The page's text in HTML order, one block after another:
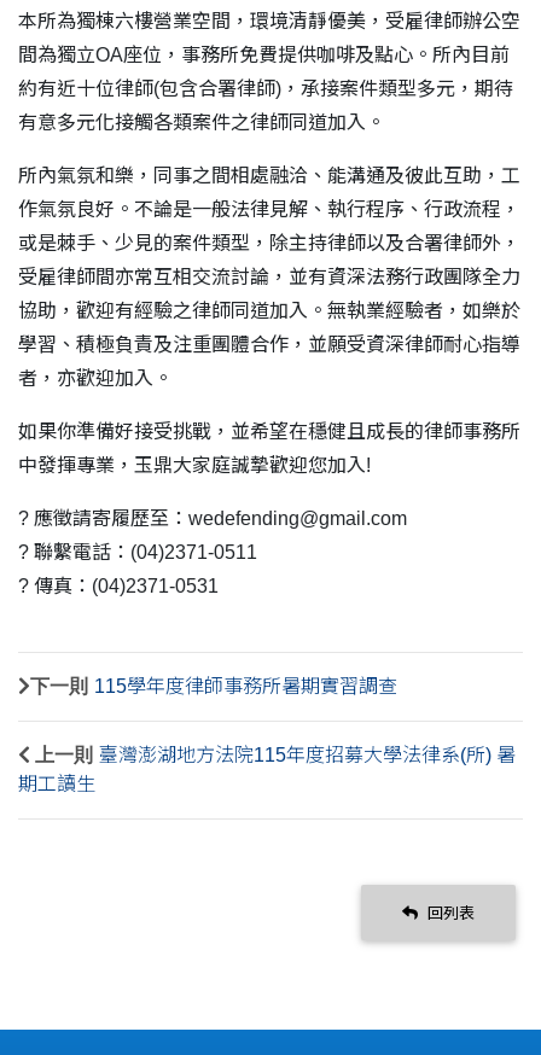
本所為獨棟六樓營業空間，環境清靜優美，受雇律師辦公空
間為獨立OA座位，事務所免費提供咖啡及點心。所內目前
約有近十位律師(包含合署律師)，承接案件類型多元，期待
有意多元化接觸各類案件之律師同道加入。
所內氣氛和樂，同事之間相處融洽、能溝通及彼此互助，工
作氣氛良好。不論是一般法律見解、執行程序、行政流程，
或是棘手、少見的案件類型，除主持律師以及合署律師外，
受雇律師間亦常互相交流討論，並有資深法務行政團隊全力
協助，歡迎有經驗之律師同道加入。無執業經驗者，如樂於
學習、積極負責及注重團體合作，並願受資深律師耐心指導
者，亦歡迎加入。
如果你準備好接受挑戰，並希望在穩健且成長的律師事務所
中發揮專業，玉鼎大家庭誠摯歡迎您加入!
? 應徵請寄履歷至：wedefending@gmail.com
? 聯繫電話：(04)2371-0511
? 傳真：(04)2371-0531
下一則 115學年度律師事務所暑期實習調查
上一則 臺灣澎湖地方法院115年度招募大學法律系(所) 暑
期工讀生
回列表